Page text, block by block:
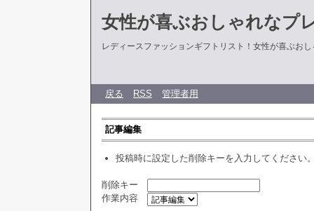
女性が喜ぶおしゃれなプ
レディースファッションギフトリスト！女性が喜ぶお
戻る RSS 管理者用
記事編集
投稿時に設定した削除キーを入力してください
削除キー
作業内容